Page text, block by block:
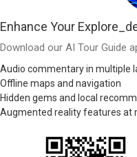
Enhance Your
Download our AI Tour Guide
Audio commentary in multiple
Offline maps and navigation
Hidden gems and local
Augmented reality features at